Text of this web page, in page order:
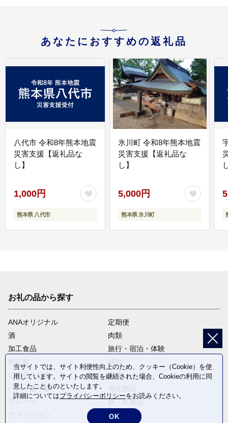
あなたにおすすめの返礼品
八代市 令和8年熊本地震
災害支援【返礼品な
し】
1,000円
熊本県 八代市
氷川町 令和8年熊本地震
災害支援【返礼品な
し】
5,000円
熊本県 氷川町
お礼の品から探す
ANAオリジナル
定期便
酒
肉類
加工食品
旅行・宿泊・体験
魚介類
麺類
日用品・雑貨
野菜
パン・菓子類
フルーツ
卵・乳製品
米・穀物
当サイトでは、サイト利便性向上のため、クッキー（Cookie）を使
用しています。サイトの閲覧を継続された場合、Cookieの利用に同
意したことものといたします。
詳細についてはプライバシーポリシーをお読みください。
OK